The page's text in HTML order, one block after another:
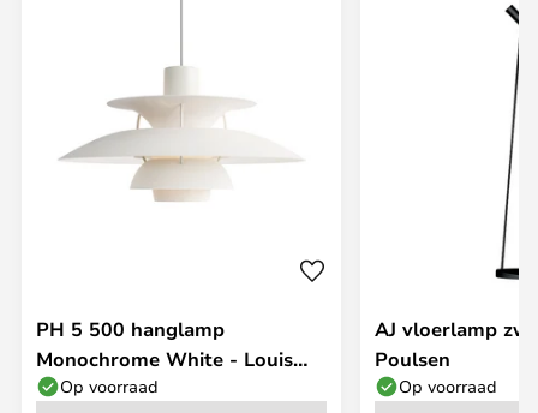
PH 5 500 hanglamp
Monochrome White - Louis
Poulsen
Op voorraad
AJ vloerlamp
Poulsen
Op voorraad